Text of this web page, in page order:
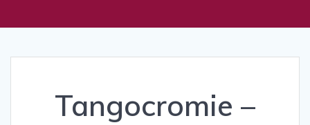
Tangocromie –